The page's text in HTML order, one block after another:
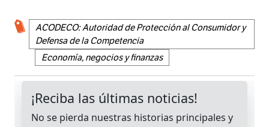
ACODECO: Autoridad de Protección al Consumidor y
Defensa de la Competencia
Economía, negocios y finanzas